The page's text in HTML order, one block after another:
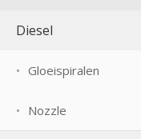
Diesel
Gloeispiralen
Nozzle